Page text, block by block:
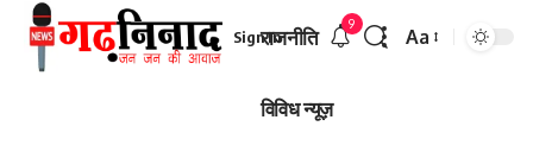
राजनीति
विविध न्यूज़
Sign In
9
Font
Aa